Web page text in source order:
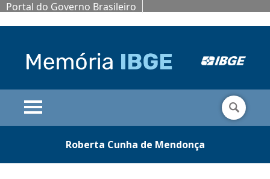
Portal do Governo Brasileiro
Roberta Cunha de Mendonça